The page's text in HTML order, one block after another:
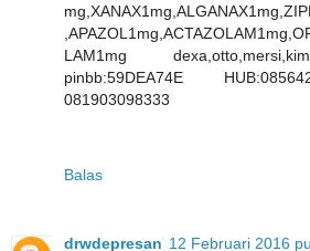
LAM1mg
pinbb:59DEA74E
081903098333
Balas
drwdepresan 12 Februari 2016